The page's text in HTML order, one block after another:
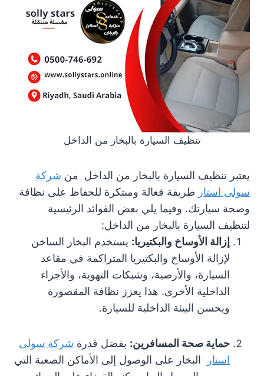
تنظيف السيارة بالبخار من الداخل
يعتبر تنظيف السيارة بالبخار من الداخل من شركة
سولى استار طريقة فعالة ومبتكرة للحفاظ على نظافة
وصحة سيارتك. وفيما يلي بعض الفوائد الرئيسية
لتنظيف السيارة بالبخار من الداخل:
إزالة الأوساخ والبكتيريا: يستخدم البخار الساخن
لإزالة الأوساخ والبكتيريا المتراكمة في مقاعد
السيارة، والأرضية، وشبكات التهوية، والأجزاء
الداخلية الأخرى. هذا يعزز نظافة المقصورة
ويحسن البيئة الداخلية للسيارة.
حماية صحة المسافرين: بفضل قدرة شركة سولى
استار
البخار على الوصول إلى الأماكن الصعبة التي